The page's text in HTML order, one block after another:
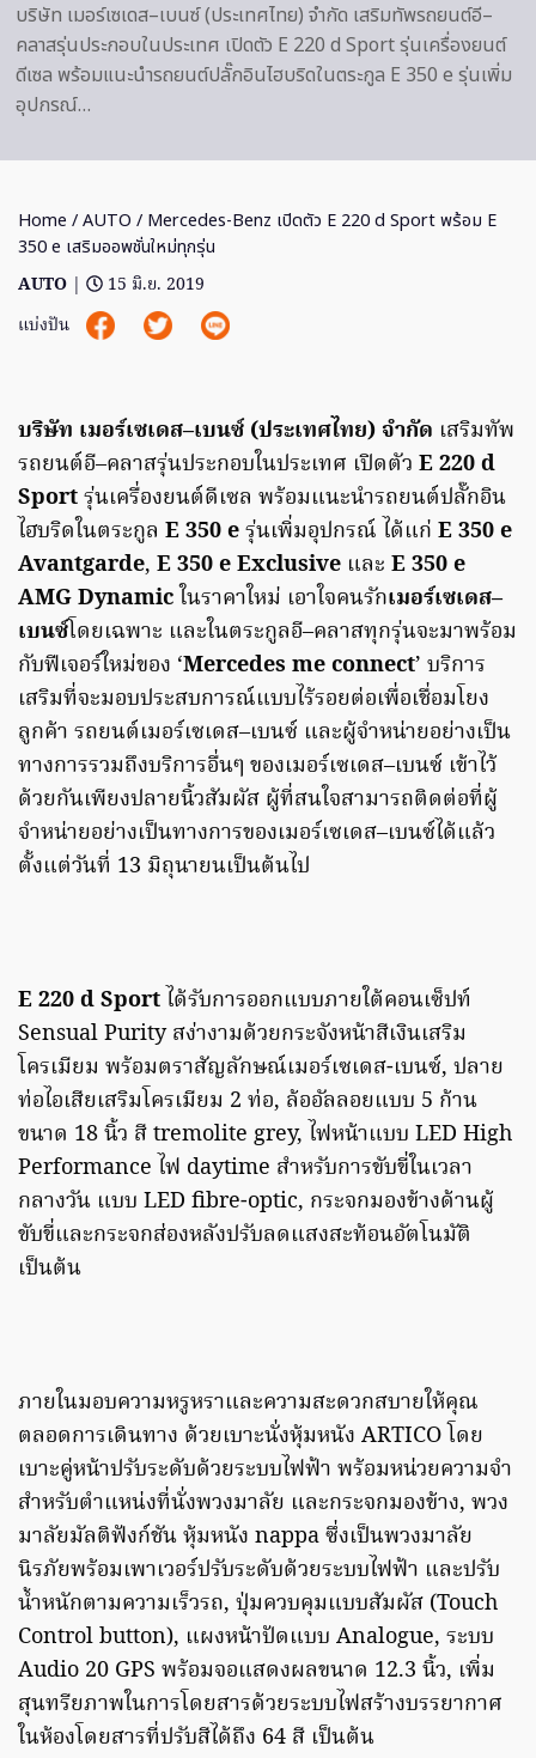
บริษัท เมอร์เซเดส–เบนซ์ (ประเทศไทย) จำกัด เสริมทัพรถยนต์อี–
คลาสรุ่นประกอบในประเทศ เปิดตัว E 220 d Sport รุ่นเครื่องยนต์
ดีเซล พร้อมแนะนำรถยนต์ปลั๊กอินไฮบริดในตระกูล E 350 e รุ่นเพิ่ม
อุปกรณ์…
Home /AUTO / Mercedes-Benz เปิดตัว E 220 d Sport พร้อม E
350 e เสริมออพชั่นใหม่ทุกรุ่น
AUTO |
15 มิ.ย. 2019
แบ่งปัน
บริษัท เมอร์เซเดส–เบนซ์ (ประเทศไทย) จำกัด เสริมทัพ
รถยนต์อี–คลาสรุ่นประกอบในประเทศ เปิดตัว E 220 d
Sportรุ่นเครื่องยนต์ดีเซล พร้อมแนะนำรถยนต์ปลั๊กอิน
ไฮบริดในตระกูล E 350 eรุ่นเพิ่มอุปกรณ์ ได้แก่ E 350 e
Avantgarde, E 350 e Exclusive และ E 350 e
AMG Dynamicในราคาใหม่ เอาใจคนรักเมอร์เซเดส–
เบนซ์โดยเฉพาะ และในตระกูลอี–คลาสทุกรุ่นจะมาพร้อม
กับฟีเจอร์ใหม่ของ ‘Mercedes me connect’ บริการ
เสริมที่จะมอบประสบการณ์แบบไร้รอยต่อเพื่อเชื่อมโยง
ลูกค้า รถยนต์เมอร์เซเดส–เบนซ์ และผู้จำหน่ายอย่างเป็น
ทางการรวมถึงบริการอื่นๆ ของเมอร์เซเดส–เบนซ์ เข้าไว้
ด้วยกันเพียงปลายนิ้วสัมผัส ผู้ที่สนใจสามารถติดต่อที่ผู้
จำหน่ายอย่างเป็นทางการของเมอร์เซเดส–เบนซ์ได้แล้ว
ตั้งแต่วันที่ 13 มิถุนายนเป็นต้นไป
E 220 d Sport ได้รับการออกแบบภายใต้คอนเซ็ปท์
Sensual Purity สง่างามด้วยกระจังหน้าสีเงินเสริม
โครเมียม พร้อมตราสัญลักษณ์เมอร์เซเดส-เบนซ์, ปลาย
ท่อไอเสียเสริมโครเมียม 2 ท่อ, ล้ออัลลอยแบบ 5 ก้าน
ขนาด 18 นิ้ว สี tremolite grey, ไฟหน้าแบบ LED High
Performance ไฟ daytime สำหรับการขับขี่ในเวลา
กลางวัน แบบ LED fibre-optic, กระจกมองข้างด้านผู้
ขับขี่และกระจกส่องหลังปรับลดแสงสะท้อนอัตโนมัติ
เป็นต้น
ภายในมอบความหรูหราและความสะดวกสบายให้คุณ
ตลอดการเดินทาง ด้วยเบาะนั่งหุ้มหนัง ARTICO โดย
เบาะคู่หน้าปรับระดับด้วยระบบไฟฟ้า พร้อมหน่วยความจำ
สำหรับตำแหน่งที่นั่งพวงมาลัย และกระจกมองข้าง, พวง
มาลัยมัลติฟังก์ชัน หุ้มหนัง nappa ซึ่งเป็นพวงมาลัย
นิรภัยพร้อมเพาเวอร์ปรับระดับด้วยระบบไฟฟ้า และปรับ
น้ำหนักตามความเร็วรถ, ปุ่มควบคุมแบบสัมผัส (Touch
Control button), แผงหน้าปัดแบบ Analogue, ระบบ
Audio 20 GPS พร้อมจอแสดงผลขนาด 12.3 นิ้ว, เพิ่ม
สุนทรียภาพในการโดยสารด้วยระบบไฟสร้างบรรยากาศ
ในห้องโดยสารที่ปรับสีได้ถึง 64 สี เป็นต้น